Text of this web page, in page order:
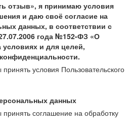
отзыв», я принимаю условия
и даю своё согласие на
данных, в соответствии с
года №152-ФЗ «О
и для целей,
условия Пользовательского
данных
соглашение на обработку